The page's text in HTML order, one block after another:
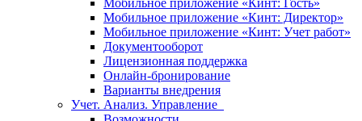
Мобильное приложение «Кинт: Гость»
Мобильное приложение «Кинт: Директор»
Мобильное приложение «Кинт: Учет работ»
Документооборот
Лицензионная поддержка
Онлайн-бронирование
Варианты внедрения
Учет. Анализ. Управление